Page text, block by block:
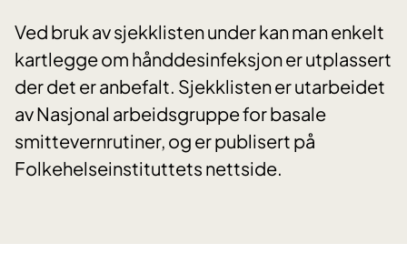
Ved bruk av sjekklisten under kan man enkelt
kartlegge om hånddesinfeksjon er utplassert
der det er anbefalt. Sjekklisten er utarbeidet
av Nasjonal arbeidsgruppe for basale
smittevernrutiner, og er publisert på
Folkehelseinstituttets nettside.